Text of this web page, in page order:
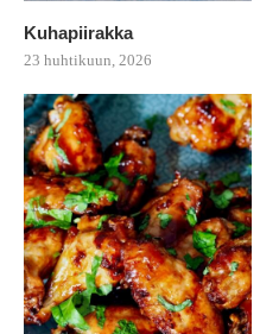
Kuhapiirakka
23 huhtikuun, 2026